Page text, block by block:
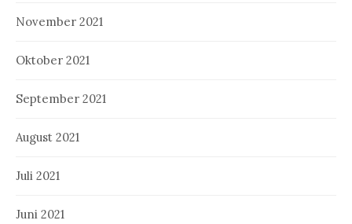
November 2021
Oktober 2021
September 2021
August 2021
Juli 2021
Juni 2021